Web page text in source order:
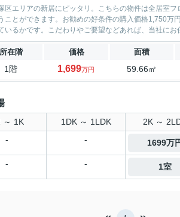
区エリアの新居にピッタリ。こちらの物件は全居室
ことができます。お勧めの好条件の購入価格1,750万
るかです。こだわりやご要望などあれば、当社にお
所在階 価格 面積
1階 1,699万円 59.66㎡
～ 1K 1DK ～ 1LDK 2K ～
- - 1699万
- - 1室